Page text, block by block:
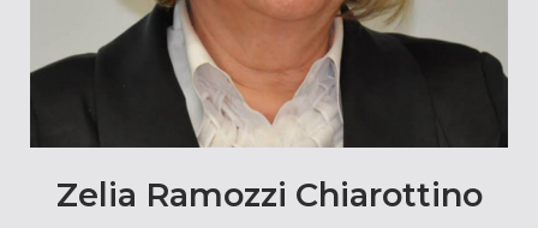
Zelia Ramozzi Chiarottino